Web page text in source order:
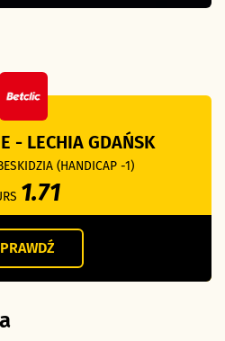
- LECHIA GDAŃSK
(HANDICAP -1)
1.71